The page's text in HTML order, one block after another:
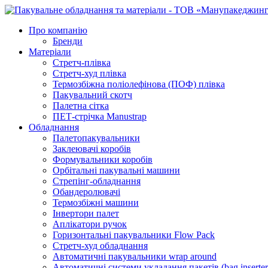
Про компанію
Бренди
Матеріали
Стретч-плівка
Стретч-худ плівка
Термозбіжна поліолефінова (ПОФ) плівка
Пакувальний скотч
Палетна сітка
ПЕТ-стрічка Manustrap
Обладнання
Палетопакувальники
Заклеювачі коробів
Формувальники коробів
Орбітальні пакувальні машини
Стрепінг-обладнання
Обандеролювачі
Термозбіжні машини
Інвертори палет
Аплікатори ручок
Горизонтальні пакувальники Flow Pack
Стретч-худ обладнання
Автоматичні пакувальники wrap around